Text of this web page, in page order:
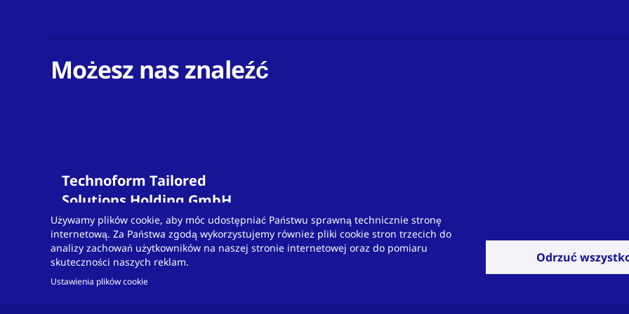
Możesz nas znaleźć
Technoform Tailored
Solutions Holding GmbH
Otto-Hahn-Str.34
34253Lohfelden
Germany
TT +49 561 9583-900
Używamy plików cookie, aby móc udostępniać Państwu sprawną technicznie stronę
internetową. Za Państwa zgodą wykorzystujemy również pliki cookie stron trzecich do
analizy zachowań użytkowników na naszej stronie internetowej oraz do pomiaru
skuteczności naszych reklam.
Ustawienia plików cookie
Odrzuć